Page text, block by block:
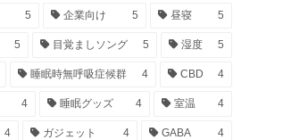
5 企業向け 5 昼寝 5
5 目覚ましソング 5 湿度 5
睡眠時無呼吸症候群 4 CBD 4
4 睡眠グッズ 4 室温 4
4 ガジェット 4 GABA 4